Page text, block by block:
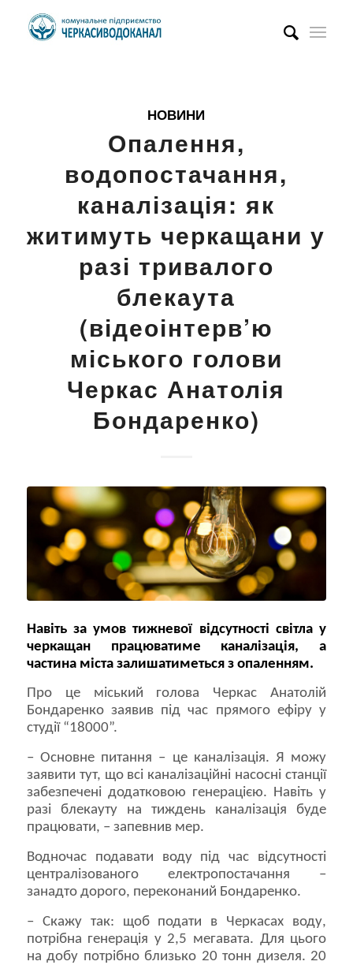
НОВИНИ
Опалення,
водопостачання,
каналізація: як
житимуть черкащани у
разі тривалого
блекаута
(відеоінтерв’ю
міського голови
Черкас Анатолія
Бондаренко)
Навіть за умов тижневої відсутності світла у
черкащан працюватиме каналізація, а
частина міста залишатиметься з опаленням.
Про це міський голова Черкас Анатолій
Бондаренко заявив під час прямого ефіру у
студії “18000”.
– Основне питання – це каналізація. Я можу
заявити тут, що всі каналізаційні насосні станції
забезпечені додатковою генерацією. Навіть у
разі блекауту на тиждень каналізація буде
працювати, – запевнив мер.
Водночас подавати воду під час відсутності
централізованого електропостачання –
занадто дорого, переконаний Бондаренко.
– Скажу так: щоб подати в Черкасах воду,
потрібна генерація у 2,5 мегавата. Для цього
на добу потрібно близько 20 тонн дизеля. 20